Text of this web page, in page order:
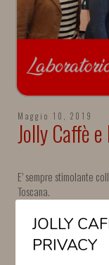
Maggio 10, 2019
Jolly Caffè
E’ sempre stimolante
Toscana.
Caffè, piace perchè è
JOLLY
PRIVACY